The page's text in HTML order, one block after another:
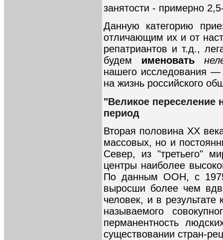
занятости - примерно
Данную категорию
отличающим их и от
репатриантов и т.д.,
будем именовать
нашего исследования
на жизнь российского
"Великое переселение
период
Вторая половина XX
массовых, но и
Север, из "третьего"
центры наиболее
По данным ООН, с
выросши более чем
человек, и в
называемого
перманентность
существовании стран-